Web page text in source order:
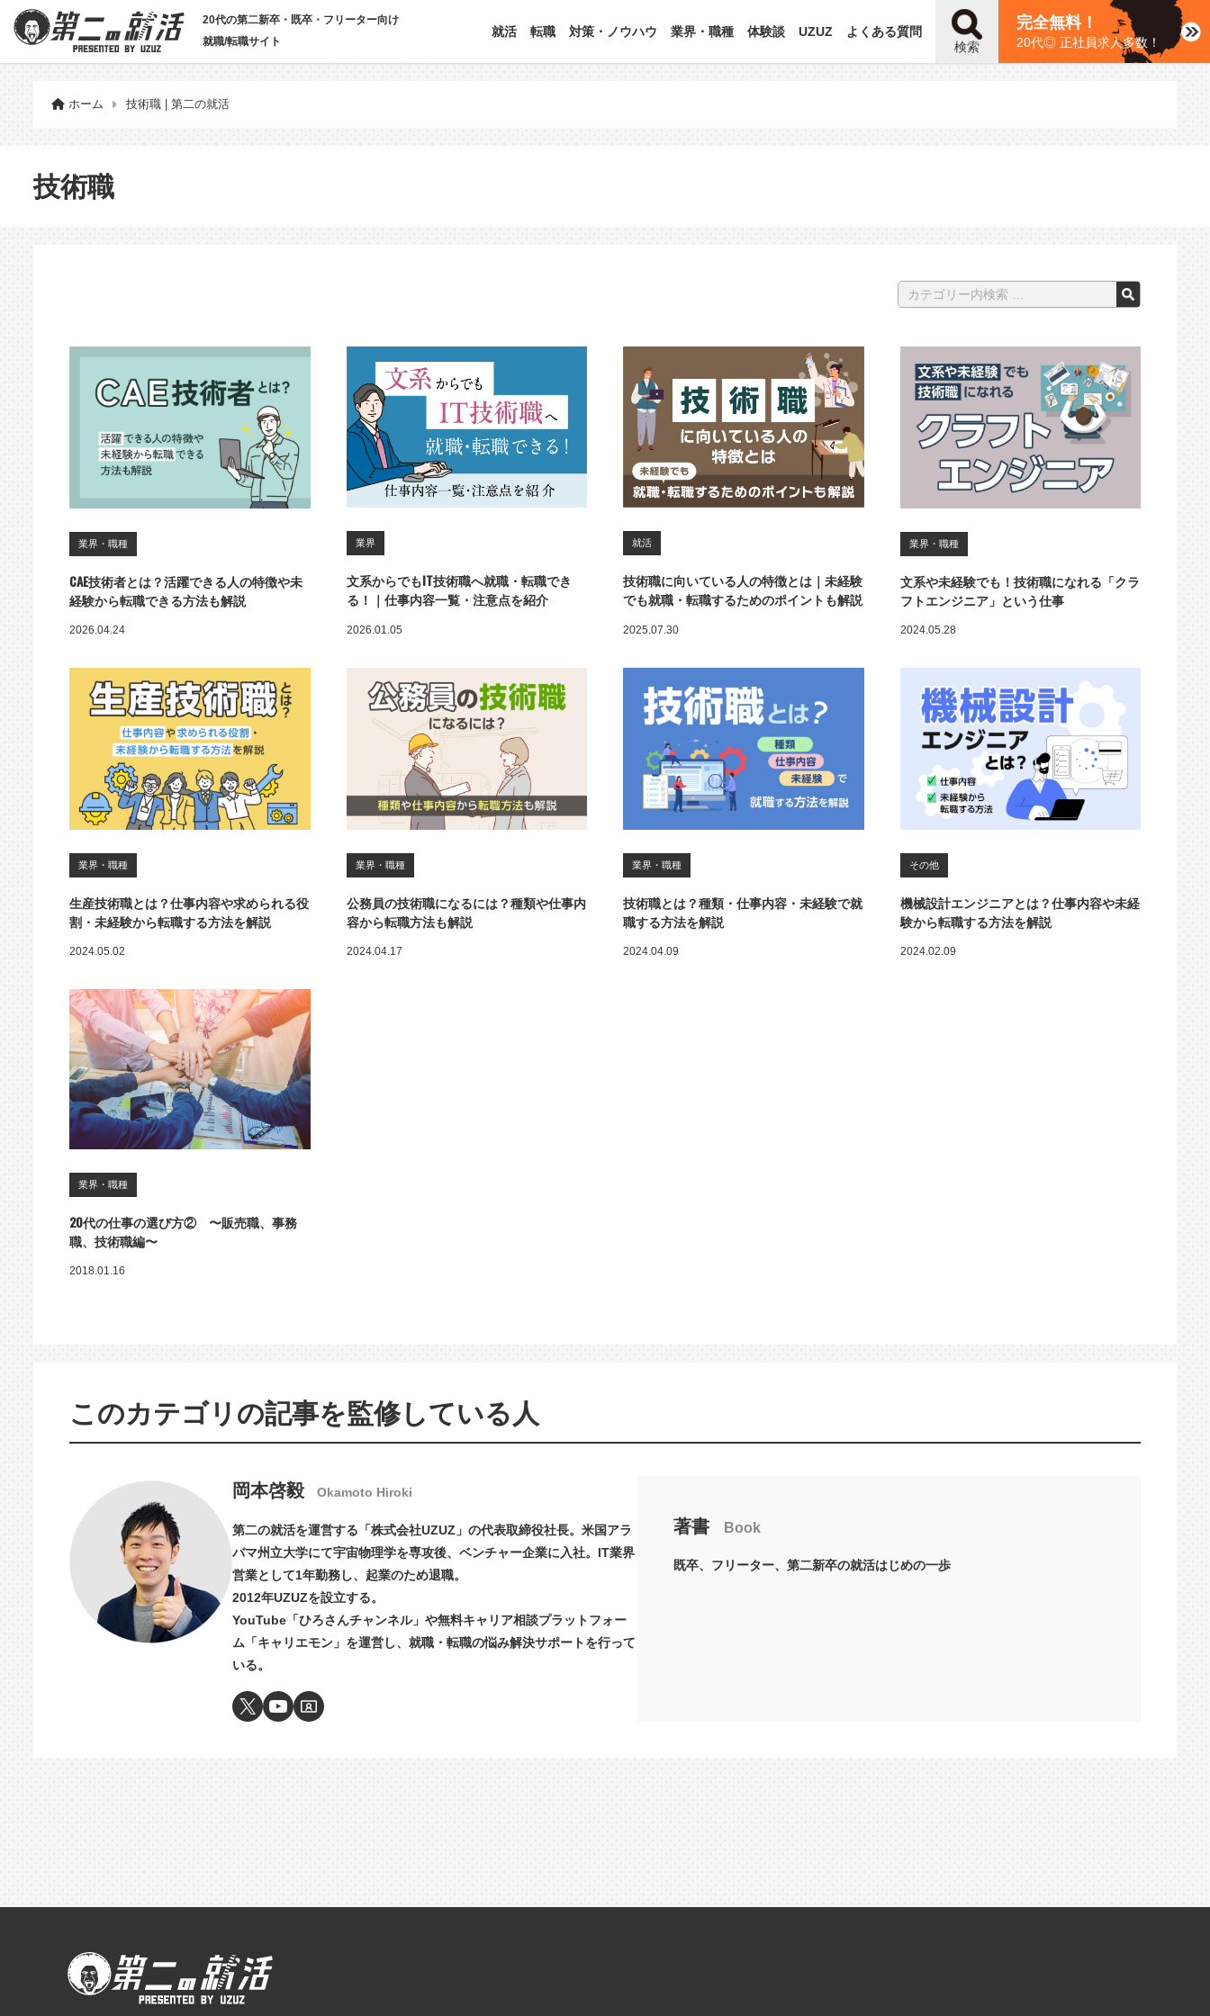
20代の第二新卒・既卒・フリーター向け
就職/転職サイト
就活 転職 対策・ノウハウ 業界・職種 体験談 UZUZ
よくある質問
検索
完全無料！
20代◎ 正社員求人多数！
ホーム 技術職 | 第二の就活
技術職
業界・職種
CAE技術者とは？活躍できる人の特徴や未
経験から転職できる方法も解説
2026.04.24
業界
文系からでもIT技術職へ就職・転職でき
る！｜仕事内容一覧・注意点を紹介
2026.01.05
就活
技術職に向いている人の特徴とは｜未経験
でも就職・転職するためのポイントも解説
2025.07.30
業界・職種
文系や未経験でも！技術職になれる「クラ
フトエンジニア」という仕事
2024.05.28
業界・職種
生産技術職とは？仕事内容や求められる役
割・未経験から転職する方法を解説
2024.05.02
業界・職種
公務員の技術職になるには？種類や仕事内
容から転職方法も解説
2024.04.17
業界・職種
技術職とは？種類・仕事内容・未経験で就
職する方法を解説
2024.04.09
その他
機械設計エンジニアとは？仕事内容や未経
験から転職する方法を解説
2024.02.09
業界・職種
20代の仕事の選び方② 〜販売職、事務
職、技術職編〜
2018.01.16
このカテゴリの記事を監修している人
岡本啓毅 Okamoto Hiroki
第二の就活を運営する「株式会社UZUZ」の代表取締役社長。米国アラ
バマ州立大学にて宇宙物理学を専攻後、ベンチャー企業に入社。IT業界
営業として1年勤務し、起業のため退職。
2012年UZUZを設立する。
YouTube「ひろさんチャンネル」や無料キャリア相談プラットフォー
ム「キャリエモン」を運営し、就職・転職の悩み解決サポートを行って
いる。
著書 Book
既卒、フリーター、第二新卒の就活はじめの一歩